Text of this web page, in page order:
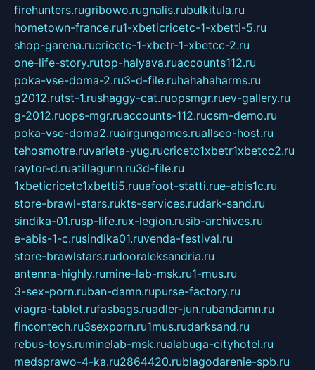
firehunters.rugribowo.rugnalis.rubulkitula.ru
hometown-france.ru1-xbeticricetc-1-xbetti-5.ru
shop-garena.rucricetc-1-xbetr-1-xbetcc-2.ru
one-life-story.rutop-halyava.ruaccounts112.ru
poka-vse-doma-2.ru3-d-file.ruhahahaharms.ru
g2012.rutst-1.rushaggy-cat.ruopsmgr.ruev-gallery.ru
g-2012.ruops-mgr.ruaccounts-112.rucsm-demo.ru
poka-vse-doma2.ruairgungames.ruallseo-host.ru
tehosmotre.ruvarieta-yug.rucricetc1xbetr1xbetcc2.ru
raytor-d.ruatillagunn.ru3d-file.ru
1xbeticricetc1xbetti5.ruuafoot-statti.rue-abis1c.ru
store-brawl-stars.rukts-services.rudark-sand.ru
sindika-01.rusp-life.rux-legion.rusib-archives.ru
e-abis-1-c.rusindika01.ruvenda-festival.ru
store-brawlstars.rudooraleksandria.ru
antenna-highly.rumine-lab-msk.ru1-mus.ru
3-sex-porn.ruban-damn.rupurse-factory.ru
viagra-tablet.rufasbags.ruadler-jun.rubandamn.ru
fincontech.ru3sexporn.ru1mus.rudarksand.ru
rebus-toys.ruminelab-msk.rualabuga-cityhotel.ru
medsprawo-4-ka.ru2864420.rublagodarenie-spb.ru